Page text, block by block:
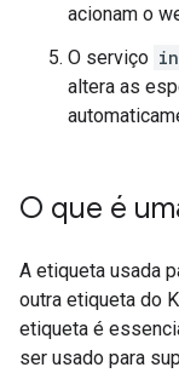
acionam o
O serviço
altera as
O que é
A etiqueta usada
outra etiqueta do
etiqueta é
ser usado para